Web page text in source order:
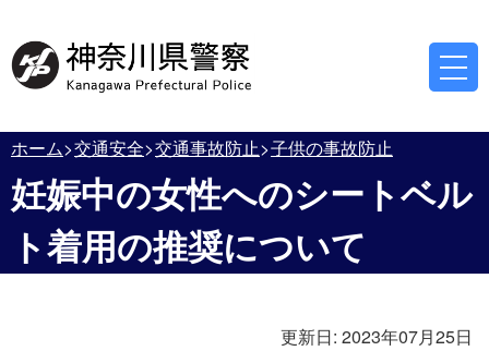
ホーム 交通安全 交通事故防止 子供の事故防止
妊娠中の女性へのシートベル
ト着用の推奨について
更新日: 2023年07月25日